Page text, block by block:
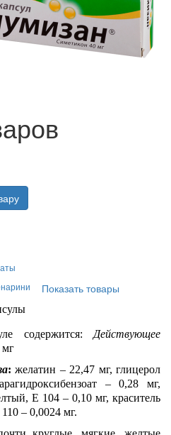
Показать товары
содержится: Действующее
мг
: желатин – 22,47 мг, глицерол
– 0,28 мг,
Е 104 – 0,10 мг, краситель
– 0,0024 мг.